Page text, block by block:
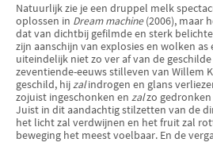
Natuurlijk zie je een druppel melk
oplossen in Dream machine(2006), maar
dat van dichtbij gefilmde en sterk
zijn aanschijn van explosies en wolken
uiteindelijk niet zo ver af van de
zeventiende-eeuws stilleven van Willem
geschild, hijzalindrogen en glans
zojuist ingeschonken en zalzo gedronken
Juist in dit aandachtig stilzetten van de
het licht zal verdwijnen en het fruit zal
beweging het meest voelbaar. En de